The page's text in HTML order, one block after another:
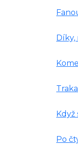
Díky,
Když
Po